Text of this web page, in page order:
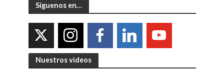
Síguenos en…
Nuestros videos